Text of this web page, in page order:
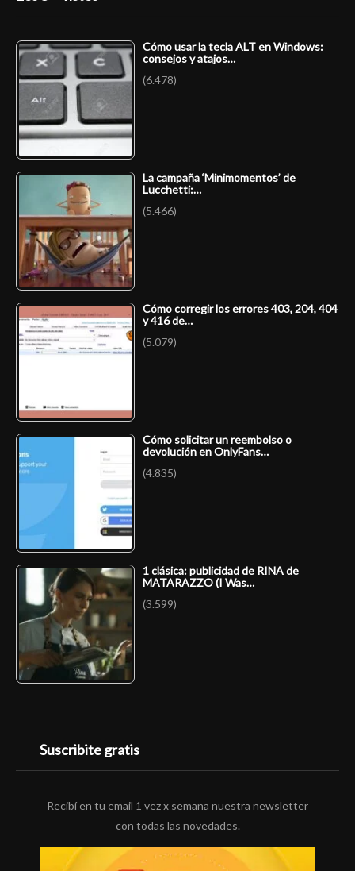
Cómo usar la tecla ALT en Windows:
consejos y atajos…
(6.478)
La campaña ‘Minimomentos’ de
Lucchetti:…
(5.466)
Cómo corregir los errores 403, 204, 404
y 416 de…
(5.079)
Cómo solicitar un reembolso o
devolución en OnlyFans…
(4.835)
1 clásica: publicidad de RINA de
MATARAZZO (I Was…
(3.599)
Suscribite gratis
Recibí en tu email 1 vez x semana nuestra newsletter
con todas las novedades.